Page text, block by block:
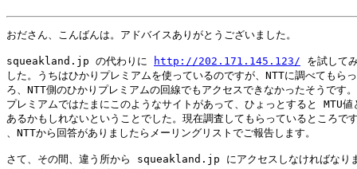
おださん、こんばんは。アドバイスありがとうございました。
squeakland.jp の代わりに http://202.171.145.123/ を試して
した。うちはひかりプレミアムを使っているのですが、NTTに調べてもら
ろ、NTT側のひかりプレミアムの回線でもアクセスできなかったそうです
プレミアムではたまにこのようなサイトがあって、ひょっとすると MTU値
あるかもしれないということでした。現在調査してもらっているところで
、NTTから回答がありましたらメーリングリストでご報告します。
さて、その間、違う所から squeakland.jp にアクセスしなければなり